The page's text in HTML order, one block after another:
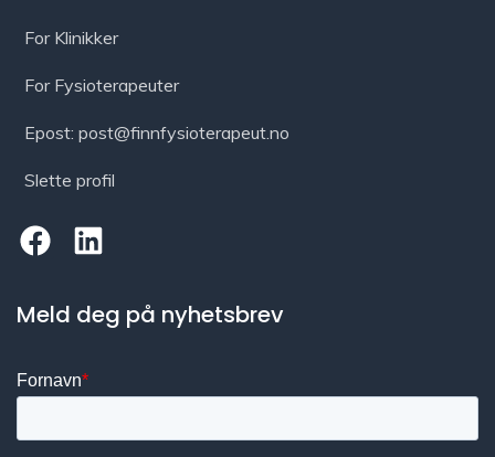
For Klinikker
For Fysioterapeuter
Epost: post@finnfysioterapeut.no
Slette profil
Meld deg på nyhetsbrev